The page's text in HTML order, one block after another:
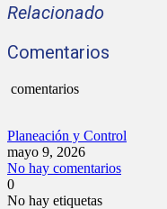
Relacionado
Comentarios
comentarios
Planeación y Control
mayo 9, 2026
No hay comentarios
0
No hay etiquetas